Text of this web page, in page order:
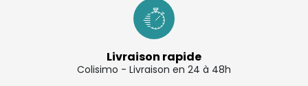
Livraison rapide
Colisimo - Livraison en 24 à 48h